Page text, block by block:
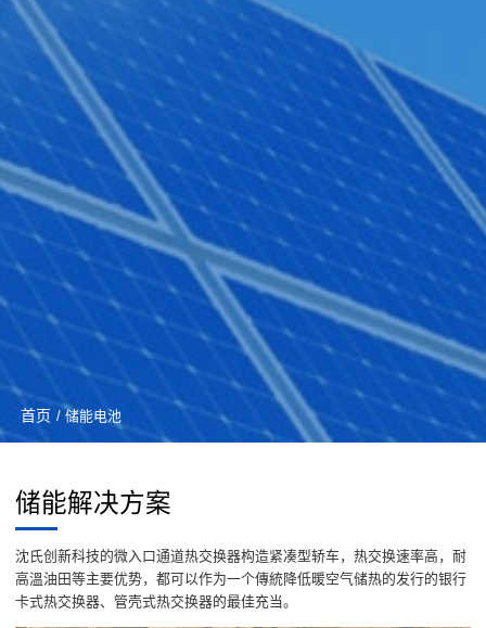
首页 / 储能电池
储能解决方案
沈氏创新科技的微入口通道热交换器构造紧凑型轿车，热交换速率高，耐
高溫油田等主要优势，都可以作为一个傳統降低暖空气储热的发行的银行
卡式热交换器、管壳式热交换器的最佳充当。